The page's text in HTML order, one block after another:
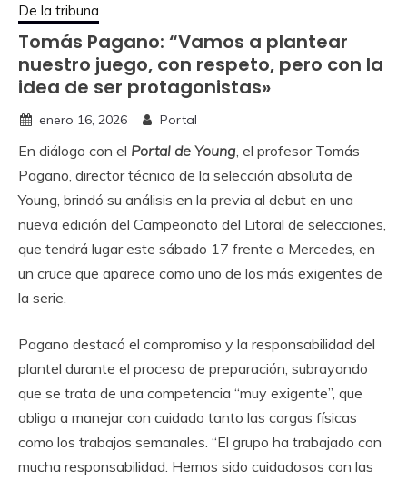
De la tribuna
Tomás Pagano: “Vamos a plantear
nuestro juego, con respeto, pero con la
idea de ser protagonistas»
enero 16, 2026 Portal
En diálogo con el Portal de Young , el profesor Tomás
Pagano, director técnico de la selección absoluta de
Young, brindó su análisis en la previa al debut en una
nueva edición del Campeonato del Litoral de selecciones,
que tendrá lugar este sábado 17 frente a Mercedes, en
un cruce que aparece como uno de los más exigentes de
la serie.
Pagano destacó el compromiso y la responsabilidad del
plantel durante el proceso de preparación, subrayando
que se trata de una competencia “muy exigente”, que
obliga a manejar con cuidado tanto las cargas físicas
como los trabajos semanales. “El grupo ha trabajado con
mucha responsabilidad. Hemos sido cuidadosos con las